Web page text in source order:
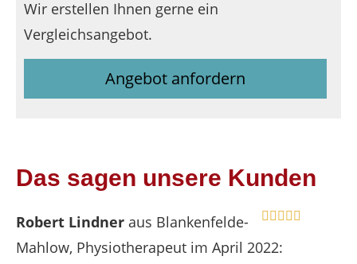
Wir erstellen Ihnen gerne ein
Vergleichsangebot.
Angebot anfordern
Das sagen unsere Kunden
Robert Lindner aus Blankenfelde-
Mahlow, Physiotherapeut im April 2022: